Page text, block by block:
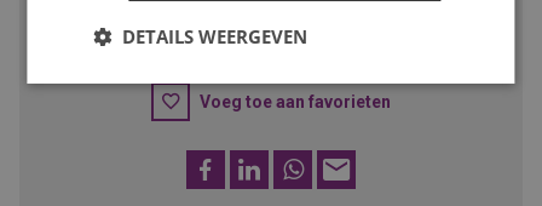
FacebookLinkedInWhatsApp
SOLLICITEER
Voeg toe aan favorieten
DETAILS WEERGEVEN